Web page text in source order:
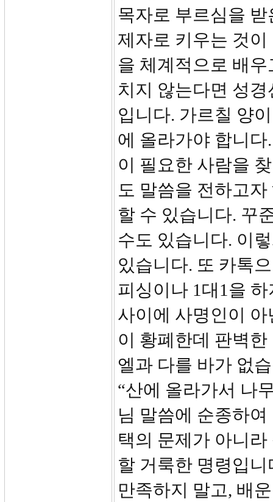
목자로 부르심을
제자로 키우는 것
을 체계적으로 배
치지 않는다면 성
입니다. 가르칠 양
에 올라가야 합니
이 필요한 사람을
도 말씀을 전하고
할 수 있습니다. 꾸
수도 있습니다. 이
있습니다. 또 카톡
피싱이나 1대1을
사이에 사명인이
이 황폐한데 판벽
엘과 다를 바가 없
“산에 올라가서 나
님 말씀에 순종하
택의 문제가 아니
할 거룩한 명령입
만족하지 말고, 배